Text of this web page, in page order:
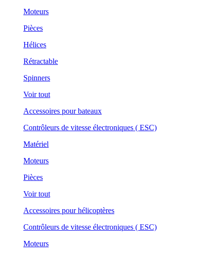
Moteurs
Pièces
Hélices
Rétractable
Spinners
Voir tout
Accessoires pour bateaux
Contrôleurs de vitesse électroniques ( ESC)
Matériel
Moteurs
Pièces
Voir tout
Accessoires pour hélicoptères
Contrôleurs de vitesse électroniques ( ESC)
Moteurs